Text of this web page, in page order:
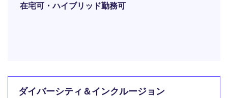
在宅可・ハイブリッド勤務可
ダイバーシティ＆インクルージョン